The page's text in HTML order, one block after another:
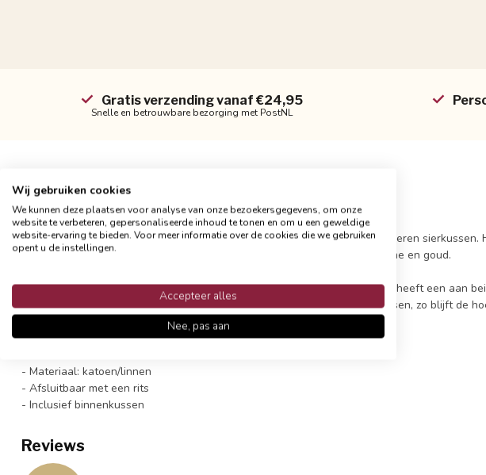
Gratis verzending vanaf €24,95
Snelle en betrouwbare bezorging met PostNL
Productomschrijving
LET OP: de print is gemeleerd met vlekken.Fris en elegant: de ginkgo bladeren sierkussen.
zeer goed in allerlei interieurs. Blauw-goen petrol gecombineerd met crème en goud.
Het materiaal is een mix van katoen en linnen, een soort canvas. De hoes heeft een aan
bladeren. Je kunt de hoes het beste op een milde manier op de hand wassen, zo blijft de
- Materiaal: katoen/linnen
- Afsluitbaar met een rits
- Inclusief binnenkussen
Reviews
Wij gebruiken cookies
We kunnen deze plaatsen voor analyse van onze bezoekersgegevens, om onze
website te verbeteren, gepersonaliseerde inhoud te tonen en om u een geweldige
website-ervaring te bieden. Voor meer informatie over de cookies die we gebruiken
opent u de instellingen.
Accepteer alles
Nee, pas aan